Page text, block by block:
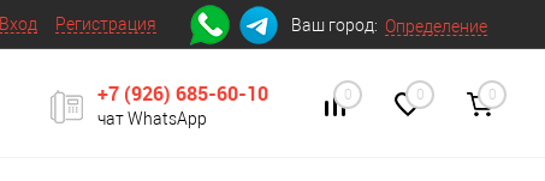
Вход Регистрация Ваш город: Определение
+7 (926) 685-60-10
чат WhatsApp
0 0 0